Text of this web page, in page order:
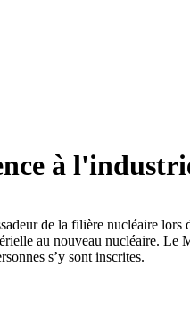
à
de la filière nucléaire
au nouveau nucléaire. Le
s’y sont inscrites.